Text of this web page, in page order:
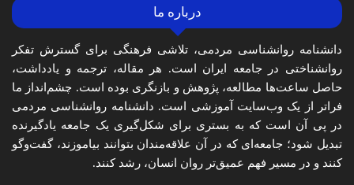
درباره ما
دانشنامه روانشناسی مردمی، تلاشی فرهنگی برای گسترش تفکر
روانشناختی در جامعه ایران است. هر مقاله، ترجمه و یادداشت،
حاصل ساعت‌ها مطالعه، پژوهش و بازنگری بوده است. چشم‌انداز ما
فراتر از یک وب‌سایت آموزشی است. دانشنامه روانشناسی مردمی
در پی آن است که به بستری برای شکل‌گیری یک جامعه یادگیرنده
تبدیل شود؛ جامعه‌ای که در آن علاقه‌مندان بتوانند بیاموزند، گفت‌وگو
کنند و در مسیر فهم عمیق‌تر روان انسان، رشد کنند.